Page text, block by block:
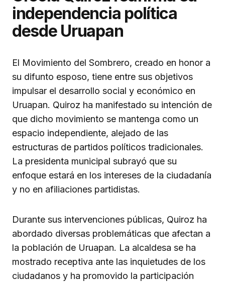
independencia política
desde Uruapan
El Movimiento del Sombrero, creado en honor a
su difunto esposo, tiene entre sus objetivos
impulsar el desarrollo social y económico en
Uruapan. Quiroz ha manifestado su intención de
que dicho movimiento se mantenga como un
espacio independiente, alejado de las
estructuras de partidos políticos tradicionales.
La presidenta municipal subrayó que su
enfoque estará en los intereses de la ciudadanía
y no en afiliaciones partidistas.
Durante sus intervenciones públicas, Quiroz ha
abordado diversas problemáticas que afectan a
la población de Uruapan. La alcaldesa se ha
mostrado receptiva ante las inquietudes de los
ciudadanos y ha promovido la participación